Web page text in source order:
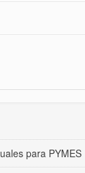
para PYMES